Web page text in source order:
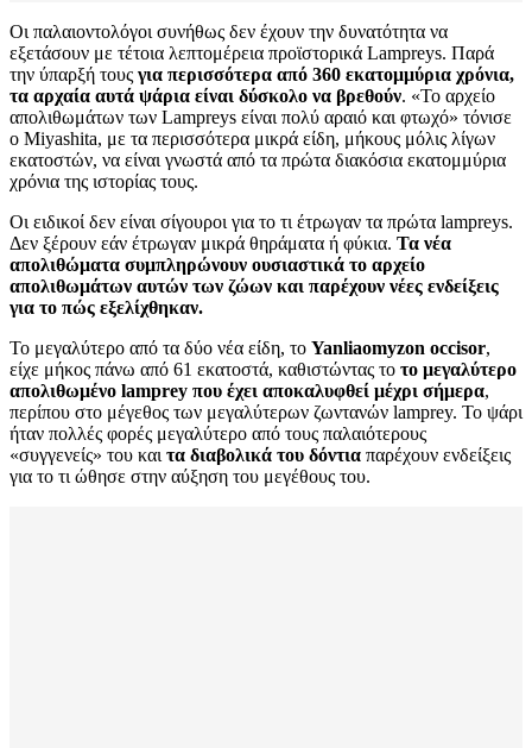
Οι παλαιοντολόγοι συνήθως δεν έχουν την δυνατότητα να
εξετάσουν με τέτοια λεπτομέρεια προϊστορικά Lampreys. Παρά
την ύπαρξή τους για περισσότερα από 360 εκατομμύρια χρόνια,
τα αρχαία αυτά ψάρια είναι δύσκολο να βρεθούν. «Το αρχείο
απολιθωμάτων των Lampreys είναι πολύ αραιό και φτωχό» τόνισε
ο Miyashita, με τα περισσότερα μικρά είδη, μήκους μόλις λίγων
εκατοστών, να είναι γνωστά από τα πρώτα διακόσια εκατομμύρια
χρόνια της ιστορίας τους.
Οι ειδικοί δεν είναι σίγουροι για το τι έτρωγαν τα πρώτα lampreys.
Δεν ξέρουν εάν έτρωγαν μικρά θηράματα ή φύκια. Τα νέα
απολιθώματα συμπληρώνουν ουσιαστικά το αρχείο
απολιθωμάτων αυτών των ζώων και παρέχουν νέες ενδείξεις
για το πώς εξελίχθηκαν.
Το μεγαλύτερο από τα δύο νέα είδη, το Yanliaomyzon occisor,
είχε μήκος πάνω από 61 εκατοστά, καθιστώντας το το μεγαλύτερο
απολιθωμένο lamprey που έχει αποκαλυφθεί μέχρι σήμερα,
περίπου στο μέγεθος των μεγαλύτερων ζωντανών lamprey. Το ψάρι
ήταν πολλές φορές μεγαλύτερο από τους παλαιότερους
«συγγενείς» του και τα διαβολικά του δόντια παρέχουν ενδείξεις
για το τι ώθησε στην αύξηση του μεγέθους του.